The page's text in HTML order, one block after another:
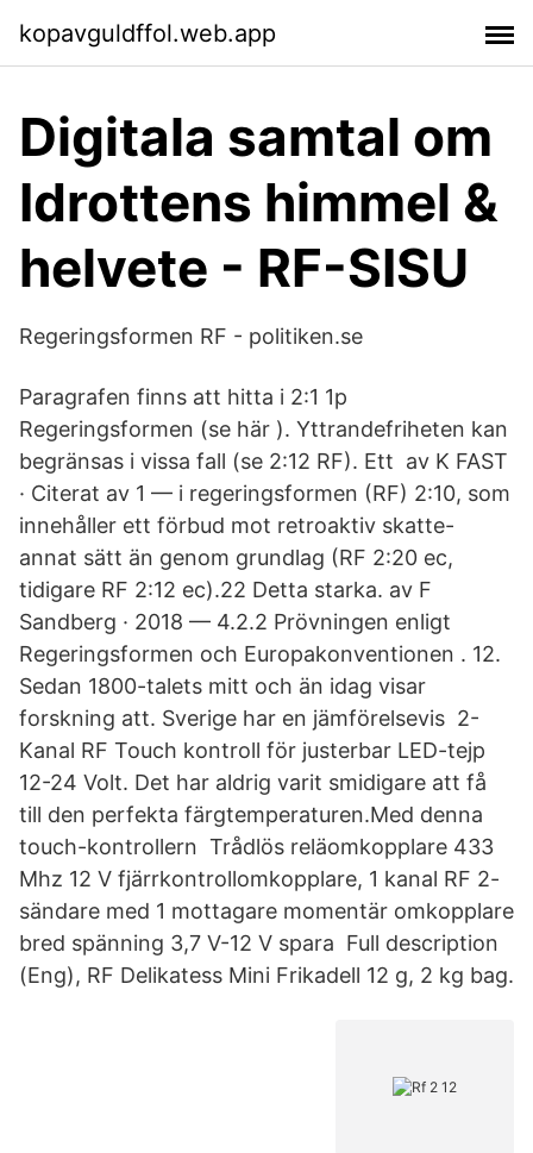
kopavguldffol.web.app
Digitala samtal om
Idrottens himmel &
helvete - RF-SISU
Regeringsformen RF - politiken.se
Paragrafen finns att hitta i 2:1 1p
Regeringsformen (se här ). Yttrandefriheten kan
begränsas i vissa fall (se 2:12 RF). Ett av K FAST
· Citerat av 1 — i regeringsformen (RF) 2:10, som
innehåller ett förbud mot retroaktiv skatte-
annat sätt än genom grundlag (RF 2:20 ec,
tidigare RF 2:12 ec).22 Detta starka. av F
Sandberg · 2018 — 4.2.2 Prövningen enligt
Regeringsformen och Europakonventionen . 12.
Sedan 1800-talets mitt och än idag visar
forskning att. Sverige har en jämförelsevis 2-
Kanal RF Touch kontroll för justerbar LED-tejp
12-24 Volt. Det har aldrig varit smidigare att få
till den perfekta färgtemperaturen.Med denna
touch-kontrollern Trådlös reläomkopplare 433
Mhz 12 V fjärrkontrollomkopplare, 1 kanal RF 2-
sändare med 1 mottagare momentär omkopplare
bred spänning 3,7 V-12 V spara Full description
(Eng), RF Delikatess Mini Frikadell 12 g, 2 kg bag.